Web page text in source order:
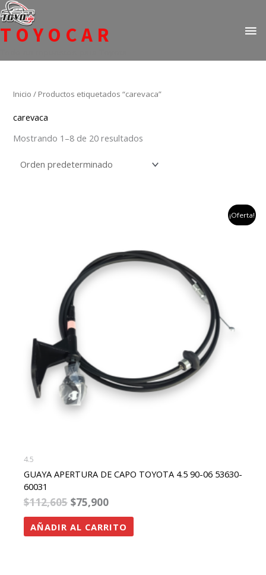
Ir
al
contenido
TOYOCAR
Inicio / Productos etiquetados “carevaca”
carevaca
Mostrando 1–8 de 20 resultados
¡Oferta!
4.5
GUAYA APERTURA DE CAPO TOYOTA 4.5 90-06 53630-
60031
$112,605
$112,605.
$75,900
$75,900.
AÑADIR AL CARRITO